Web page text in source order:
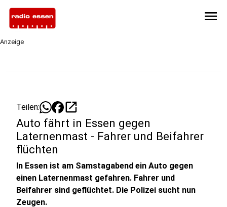
menu
Anzeige
Teilen: open_in_new
Auto fährt in Essen gegen
Laternenmast - Fahrer und Beifahrer
flüchten
In Essen ist am Samstagabend ein Auto gegen
einen Laternenmast gefahren. Fahrer und
Beifahrer sind geflüchtet. Die Polizei sucht nun
Zeugen.